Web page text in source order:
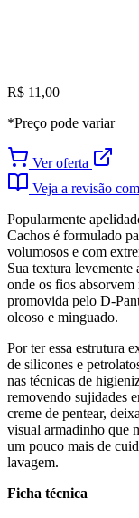
R$ 11,00
*Preço pode variar
Ver oferta
Veja a revisão
Popularmente
Cachos é formulado
volumosos e com
Sua textura levemente
onde os fios
promovida pelo D-
oleoso e minguado.
Por ter essa estrutura
de silicones e
nas técnicas de
removendo sujidades
creme de pentear,
visual armadinho que
um pouco mais de
lavagem.
Ficha técnica